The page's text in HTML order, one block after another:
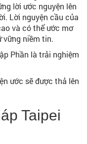
lời ước nguyện lên
Lời nguyện cầu của
và có thể ước mơ
vững niềm tin.
ước sẽ được thả lên
Taipei